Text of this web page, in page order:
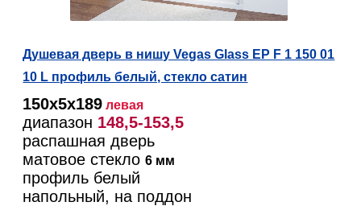
Душевая дверь в нишу Vegas Glass EP F 1 150 01
10 L профиль белый, стекло сатин
150х5х189 левая
диапазон 148,5-153,5
распашная дверь
матовое стекло6 мм
профиль белый
напольный, на поддон